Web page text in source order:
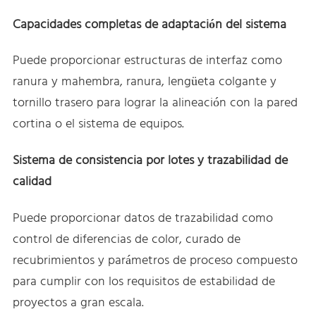
Capacidades completas de adaptación del sistema
Puede proporcionar estructuras de interfaz como
ranura y mahembra, ranura, lengüeta colgante y
tornillo trasero para lograr la alineación con la pared
cortina o el sistema de equipos.
Sistema de consistencia por lotes y trazabilidad de
calidad
Puede proporcionar datos de trazabilidad como
control de diferencias de color, curado de
recubrimientos y parámetros de proceso compuesto
para cumplir con los requisitos de estabilidad de
proyectos a gran escala.